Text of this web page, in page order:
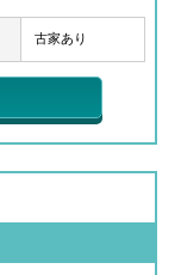
古家あり